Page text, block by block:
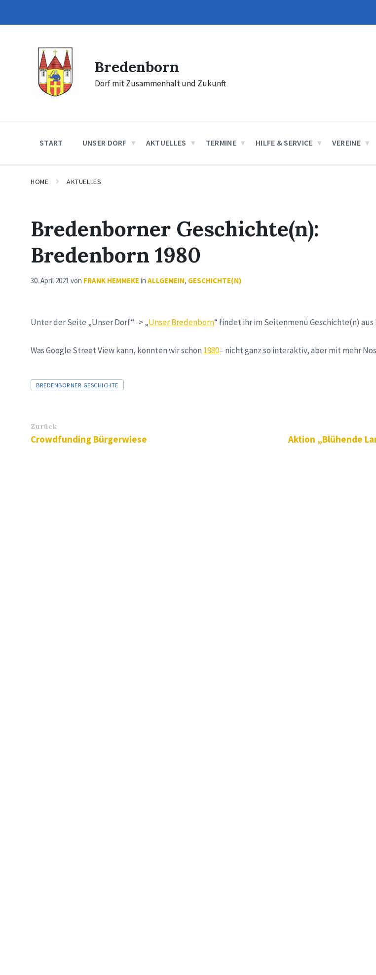
content
main
footer
Bredenborn
Dorf mit Zusammenhalt und Zukunft
START UNSER DORF AKTUELLES TERMINE HILFE & SERVICE VEREINE
HOME AKTUELLES
Bredenborner Geschichte(n):
Bredenborn 1980
30. April 2021 von FRANK HEMMEKE in ALLGEMEIN, GESCHICHTE(N)
Unter der Seite „Unser Dorf“ -> „Unser Bredenborn“ findet ihr im Seitenmenü Geschichte(n) aus
Was Google Street View kann, konnten wir schon 1980– nicht ganz so interaktiv, aber mit mehr
Tags
BREDENBORNER GESCHICHTE
Zurück
Crowdfunding Bürgerwiese Aktion „Blühende